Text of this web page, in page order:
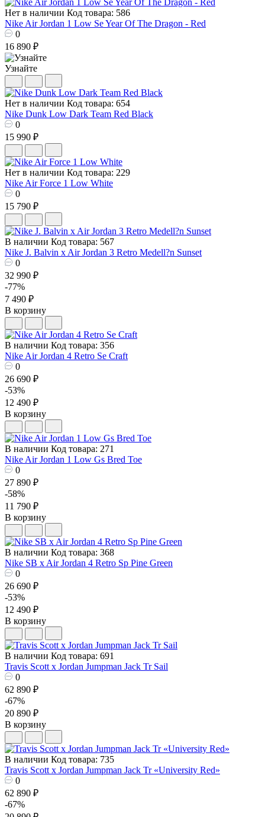
Нет в наличии Код товара: 586
Nike Air Jordan 1 Low Se Year Of The Dragon - Red
0
16 890 ₽
Узнайте
Нет в наличии Код товара: 654
Nike Dunk Low Dark Team Red Black
0
15 990 ₽
Нет в наличии Код товара: 229
Nike Air Force 1 Low White
0
15 790 ₽
В наличии Код товара: 567
Nike J. Balvin x Air Jordan 3 Retro Medell?n Sunset
0
32 990 ₽
-77%
7 490 ₽
В корзину
В наличии Код товара: 356
Nike Air Jordan 4 Retro Se Craft
0
26 690 ₽
-53%
12 490 ₽
В корзину
В наличии Код товара: 271
Nike Air Jordan 1 Low Gs Bred Toe
0
27 890 ₽
-58%
11 790 ₽
В корзину
В наличии Код товара: 368
Nike SB x Air Jordan 4 Retro Sp Pine Green
0
26 690 ₽
-53%
12 490 ₽
В корзину
В наличии Код товара: 691
Travis Scott x Jordan Jumpman Jack Tr Sail
0
62 890 ₽
-67%
20 890 ₽
В корзину
В наличии Код товара: 735
Travis Scott x Jordan Jumpman Jack Tr «University Red»
0
62 890 ₽
-67%